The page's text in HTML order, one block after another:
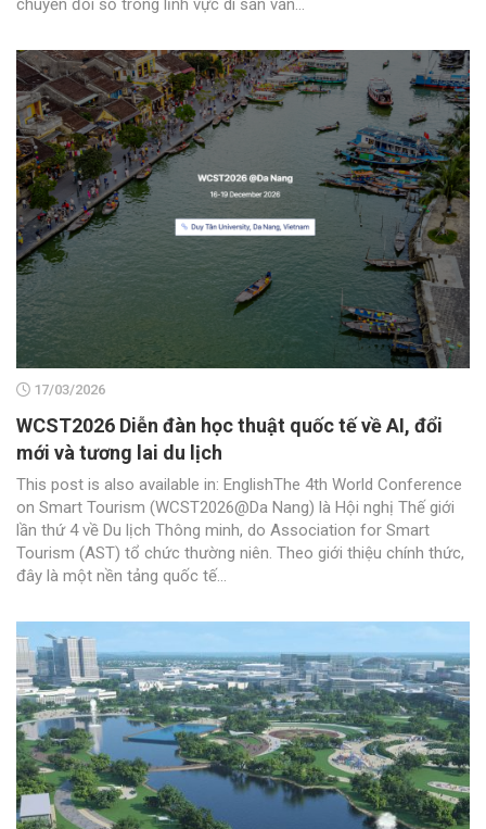
chuyển đổi số trong lĩnh vực di sản văn...
17/03/2026
WCST2026 Diễn đàn học thuật quốc tế về AI, đổi
mới và tương lai du lịch
This post is also available in: EnglishThe 4th World Conference
on Smart Tourism (WCST2026@Da Nang) là Hội nghị Thế giới
lần thứ 4 về Du lịch Thông minh, do Association for Smart
Tourism (AST) tổ chức thường niên. Theo giới thiệu chính thức,
đây là một nền tảng quốc tế...